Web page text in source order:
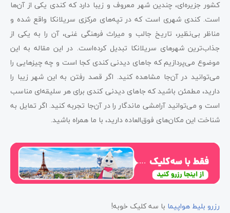
کشور جزیره‌ای، چندین شهر معروف و زیبا دارد که کندی یکی از آن‌ها
است. کندی شهری است که در تپه‌های مرکزی سریلانکا واقع شده و
مناظر بی‌نظیر، تاریخ جالب و میراث فرهنگی غنی، آن را به یکی از
جذاب‌ترین شهرهای سریلانکا تبدیل‌ کرده‌است. در این مقاله به این
موضوع می‌پردازیم که جاهای دیدنی کندی کجا است و چه چیزهایی را
می‌توانید در آن‌جا مشاهده کنید. اگر قصد رفتن به این شهر زیبا را
دارید، مطمئن باشید که جاهای دیدنی کندی برای هر سلیقه‌ای مناسب
است و می‌توانید آرامشی ماندگار را در آن‌جا تجربه‌ کنید. اگر تمایل به
شناخت این مکان‌های فوق‌العاده‌ دارید، با ما همراه باشید.
رزرو بلیط هواپیما با سه کلیک خوبه!